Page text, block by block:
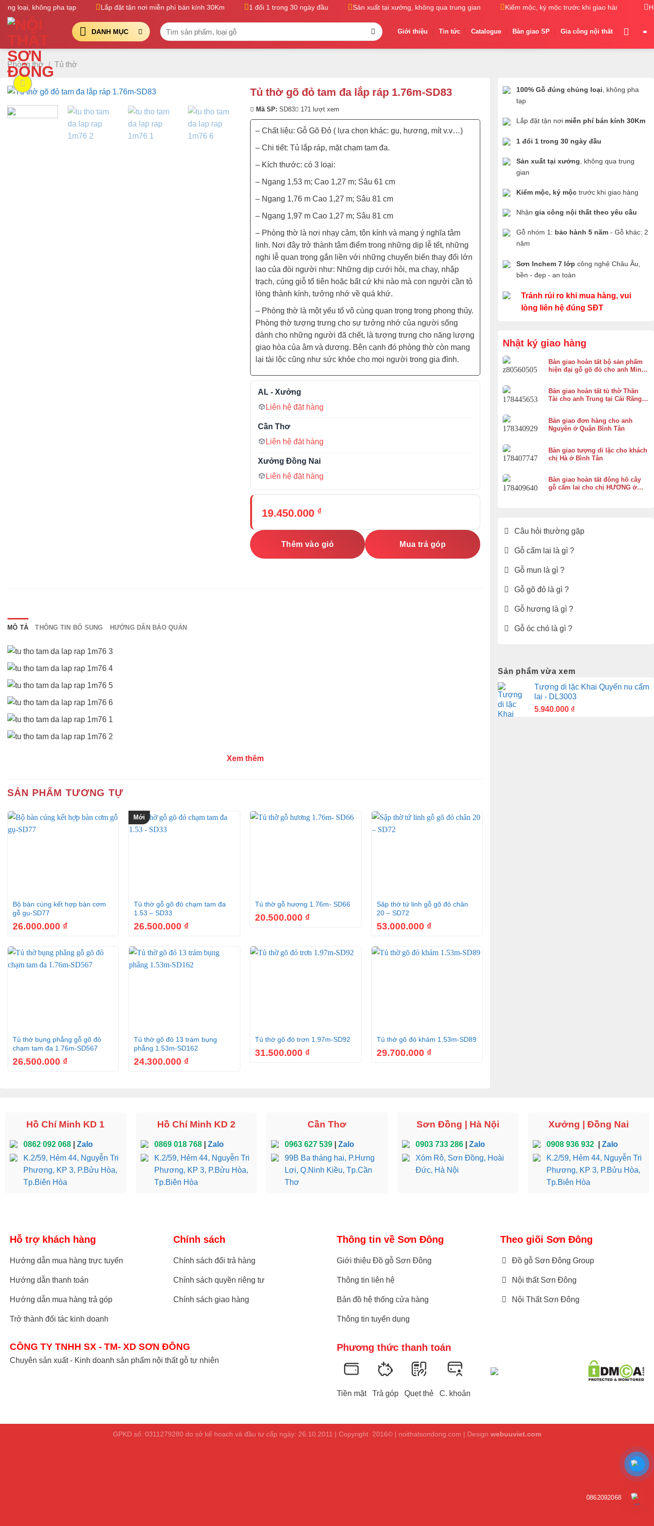
Bỏ
qua
loại, không pha tạp Lắp đặt tận nơi miễn phí bán kính 30Km 1 đổi 1 trong 30 ngày đầu Sản xuất tại xưởng, không qua trung gian Kiểm mộc, ký mộc trước khi giao hàng
DANH MỤC
Tìm
kiếm:
Giới thiệu Tin tức Catalogue Bàn giao SP Gia công nội thất
Phòng thờ / Tủ thờ
100% Gỗ đúng chủng loại , không pha
tạp
Lắp đặt tận nơimiễn phí bán kính 30Km
1 đổi 1 trong 30 ngày đầu
Sản xuất tại xưởng , không qua trung
gian
Kiểm mộc, ký mộctrước khi giao hàng
Nhận gia công nội thất theo yêu cầu
Gỗ nhóm 1: bảo hành 5 năm- Gỗ khác: 2
năm
Sơn Inchem 7 lớp công nghệ Châu Âu,
bền - đẹp - an toàn
Tránh rủi ro khi mua hàng, vui
lòng liên hệ đúng SĐT
Nhật ký giao hàng
Bàn giao hoàn tất bộ sản phẩm
hiện đại gỗ gõ đỏ cho anh Minh
Bàn giao hoàn tất tủ thờ Thần
Tài cho anh Trung tại Cái Răng,
Bàn giao đơn hàng cho anh
Nguyên ở Quận Bình Tân
Bàn giao tượng di lặc cho khách
chị Hà ở Bình Tân
Bàn giao hoàn tất đông hồ cây
gỗ cẩm lai cho chị HƯƠNG ở
Câu hỏi thường gặp
Gỗ cẩm lai là gì ?
Gỗ mun là gì ?
Gỗ gõ đỏ là gì ?
Gỗ hương là gì ?
Gỗ óc chó là gì ?
Sản phẩm vừa xem
Tượng di lặc Khai Quyển nu cẩm
lai - DL3003
5.940.000 ₫
Tủ thờ gõ đỏ tam đa lắp ráp 1.76m-SD83
Mã SP: SD83 171 lượt xem
– Chất liệu: Gỗ Gõ Đỏ ( lựa chọn khác: gụ, hương, mít v.v…)
– Chi tiết: Tủ lắp ráp, mặt chạm tam đa.
– Kích thước: có 3 loại:
– Ngang 1,53 m; Cao 1,27 m; Sâu 61 cm
– Ngang 1,76 m Cao 1,27 m; Sâu 81 cm
– Ngang 1,97 m Cao 1,27 m; Sâu 81 cm
– Phòng thờ là nơi nhạy cảm, tôn kính và mang ý nghĩa tâm
linh. Nơi đây trở thành tâm điểm trong những dịp lễ tết, những
nghi lễ quan trọng gắn liền với những chuyển biến thay đổi lớn
lao của đòi người như: Những dịp cưới hỏi, ma chay, nhập
trạch, cúng giỗ tổ tiên hoặc bất cứ khi nào mà con người cần tỏ
lòng thành kính, tưởng nhớ về quá khứ.
– Phòng thờ là một yếu tố vô cùng quan trọng trong phong thủy.
Phòng thờ tượng trưng cho sự tưởng nhớ của người sống
dành cho những người đã chết, là tượng trưng cho năng lượng
giao hòa của âm và dương. Bên cạnh đó phòng thờ còn mang
lại tài lộc cũng như sức khỏe cho mọi người trong gia đình.
AL - Xưởng
Liên hệ đặt hàng
Cần Thơ
Liên hệ đặt hàng
Xưởng Đồng Nai
Liên hệ đặt hàng
19.450.000 ₫
Thêm vào giỏ Mua trả góp
MÔ TẢ THÔNG TIN BỔ SUNG HƯỚNG DẪN BẢO QUẢN
Xem thêm
SẢN PHẨM TƯƠNG TỰ
Bộ bàn cúng kết hợp bàn cơm
gỗ gụ-SD77
26.000.000 ₫
Mới
Tủ thờ gỗ gõ đỏ chạm tam đa
1.53 – SD33
26.500.000 ₫
Tủ thờ gỗ hương 1.76m- SD66
20.500.000 ₫
Sập thờ tứ linh gỗ gõ đỏ chân
20 – SD72
53.000.000 ₫
Tủ thờ bụng phẳng gỗ gõ đỏ
chạm tam đa 1.76m-SD567
26.500.000 ₫
Tủ thờ gõ đỏ 13 trám bụng
phẳng 1.53m-SD162
24.300.000 ₫
Tủ thờ gõ đỏ trơn 1.97m-SD92
31.500.000 ₫
Tủ thờ gõ đỏ khảm 1.53m-SD89
29.700.000 ₫
Hồ Chí Minh KD 1
0862 092 068| Zalo
K.2/59, Hẻm 44, Nguyễn Tri
Phương, KP 3, P.Bửu Hòa,
Tp.Biên Hòa
Hồ Chí Minh KD 2
0869 018 768| Zalo
K.2/59, Hẻm 44, Nguyễn Tri
Phương, KP 3, P.Bửu Hòa,
Tp.Biên Hòa
Cần Thơ
0963 627 539 |Zalo
99B Ba tháng hai, P.Hưng
Lợi, Q.Ninh Kiều, Tp.Cần
Thơ
Sơn Đồng | Hà Nội
0903 733 286 |Zalo
Xóm Rô, Sơn Đồng, Hoài
Đức, Hà Nội
Xưởng | Đồng Nai
0908 936 932
Zalo
K.2/59, Hẻm 44, Nguyễn Tri
Phương, KP 3, P.Bửu Hòa,
Tp.Biên Hòa
Hỗ trợ khách hàng
Hướng dẫn mua hàng trực tuyến
Hướng dẫn thanh toán
Hướng dẫn mua hàng trả góp
Trở thành đối tác kinh doanh
Chính sách
Chính sách đổi trả hàng
Chính sách quyền riêng tư
Chính sách giao hàng
Thông tin về Sơn Đông
Giới thiệu Đồ gỗ Sơn Đông
Thông tin liên hệ
Bản đồ hệ thống cửa hàng
Thông tin tuyển dụng
Theo giõi Sơn Đông
Đồ gỗ Sơn Đông Group
Nội thất Sơn Đông
Nội Thất Sơn Đông
CÔNG TY TNHH SX - TM- XD SƠN ĐÔNG
Chuyên sản xuất - Kinh doanh sản phẩm nội thất gỗ tự nhiên
Phương thức thanh toán
Tiền mặt Trả góp Quẹt thẻ C. khoản
GPKD số: 0311279280 do sở kế hoạch và đầu tư cấp ngày: 26.10.2011 | Copyright 2016© | noithatsondong.com | Design webuuviet.com
0862092068